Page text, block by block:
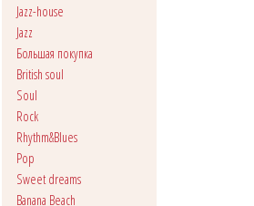
Jazz-house
Jazz
Большая покупка
British soul
Soul
Rock
Rhythm&Blues
Pop
Sweet dreams
Banana Beach